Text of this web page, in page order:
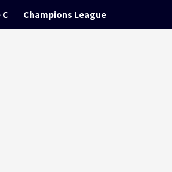
Champions League